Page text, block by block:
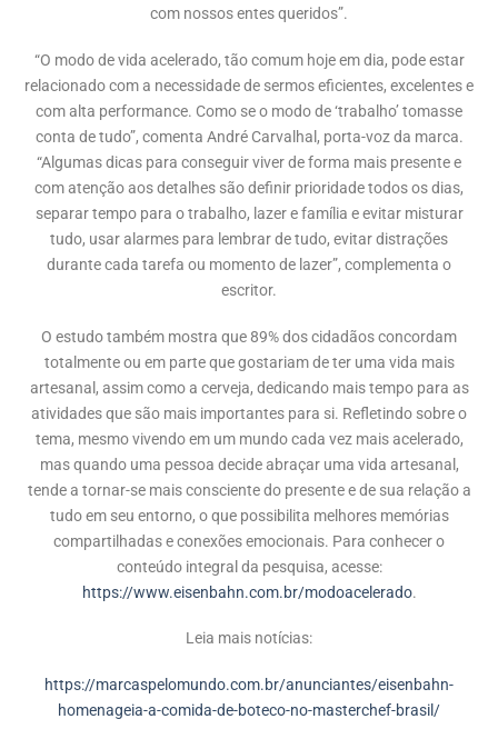
com nossos entes queridos”.
“O modo de vida acelerado, tão comum hoje em dia, pode estar
relacionado com a necessidade de sermos eficientes, excelentes e
com alta performance. Como se o modo de ‘trabalho’ tomasse
conta de tudo”, comenta André Carvalhal, porta-voz da marca.
“Algumas dicas para conseguir viver de forma mais presente e
com atenção aos detalhes são definir prioridade todos os dias,
separar tempo para o trabalho, lazer e família e evitar misturar
tudo, usar alarmes para lembrar de tudo, evitar distrações
durante cada tarefa ou momento de lazer”, complementa o
escritor.
O estudo também mostra que 89% dos cidadãos concordam
totalmente ou em parte que gostariam de ter uma vida mais
artesanal, assim como a cerveja, dedicando mais tempo para as
atividades que são mais importantes para si. Refletindo sobre o
tema, mesmo vivendo em um mundo cada vez mais acelerado,
mas quando uma pessoa decide abraçar uma vida artesanal,
tende a tornar-se mais consciente do presente e de sua relação a
tudo em seu entorno, o que possibilita melhores memórias
compartilhadas e conexões emocionais. Para conhecer o
conteúdo integral da pesquisa, acesse:
https://www.eisenbahn.com.br/modoacelerado.
Leia mais notícias:
https://marcaspelomundo.com.br/anunciantes/eisenbahn-
homenageia-a-comida-de-boteco-no-masterchef-brasil/